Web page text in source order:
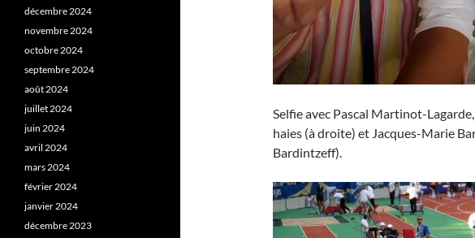
Selfie avec Pascal Martinot-
haies (à droite) et Jacques-Marie
Bardintzeff).
décembre 2024
novembre 2024
octobre 2024
septembre 2024
août 2024
juillet 2024
juin 2024
avril 2024
mars 2024
février 2024
janvier 2024
décembre 2023